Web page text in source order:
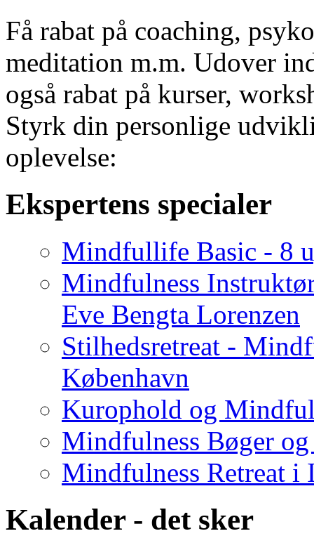
Få rabat på coaching,
meditation m.m. Udover
også rabat på kurser,
Styrk din personlige
oplevelse:
Ekspertens specialer
Mindfullife Basic - 8
Mindfulness
Eve Bengta Lorenzen
Stilhedsretreat -
København
Kurophold og
Mindfulness Bøger
Mindfulness Retreat i
Kalender - det sker